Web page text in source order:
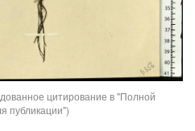
цитирование в "Полной
публикации")